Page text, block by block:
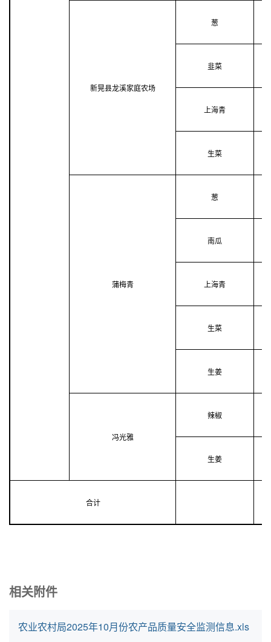
新晃县龙溪家庭农场
葱
韭菜
上海青
生菜
蒲梅青
葱
南瓜
上海青
生菜
生姜
冯光雅
辣椒
生姜
合计
相关附件
农业农村局2025年10月份农产品质量安全监测信息.xls